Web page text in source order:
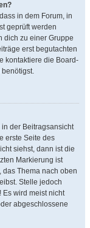
in dem Forum, in
geprüft werden
dich zu einer Gruppe
erst begutachten
kontaktiere die Board-
in der Beitragsansicht
erste Seite des
siehst, dann ist die
Markierung ist
Thema nach oben
Stelle jedoch
Es wird meist nicht
abgeschlossene